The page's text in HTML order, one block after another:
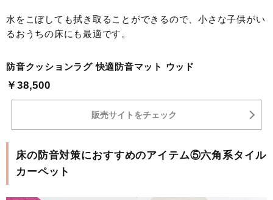
水をこぼしても拭き取ることができるので、小さな子供がい
るおうちの床にも最適です。
防音クッションラグ 快適防音マット ウッド
￥38,500
販売サイトをチェック
床の防音対策におすすめのアイテム⑤六角系タイル
カーペット